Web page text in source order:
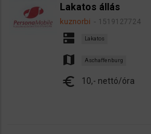
Lakatos állás
kuznorbi 1519127724
dns Lakatos
map Aschaffenburg
euro 10,- nettó/óra